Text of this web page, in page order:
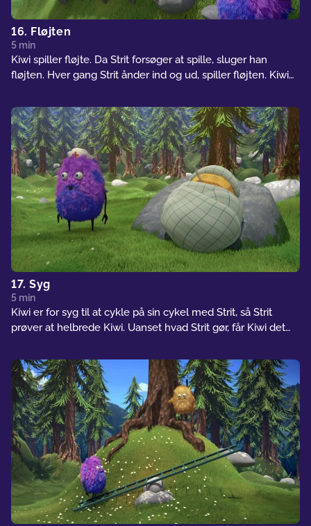
16. Fløjten
5 min
Kiwi spiller fløjte. Da Strit forsøger at spille, sluger han
fløjten. Hver gang Strit ånder ind og ud, spiller fløjten. Kiwi
17. Syg
5 min
Kiwi er for syg til at cykle på sin cykel med Strit, så Strit
prøver at helbrede Kiwi. Uanset hvad Strit gør, får Kiwi det
nys, som helbreder ham... men nu er Strit syg.